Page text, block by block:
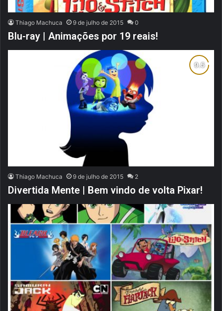
Thiago Machuca 9 de julho de 2015 0
Blu-ray | Animações por 19 reais!
Thiago Machuca 9 de julho de 2015 2
Divertida Mente | Bem vindo de volta Pixar!